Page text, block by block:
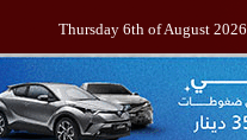
Thursday 6th of August 2026